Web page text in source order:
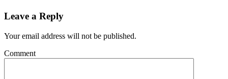
Leave a Reply
Your email address will not be published.
Comment